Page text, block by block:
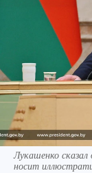
Лукашенко
носит